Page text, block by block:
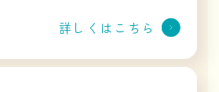
詳しくはこちら